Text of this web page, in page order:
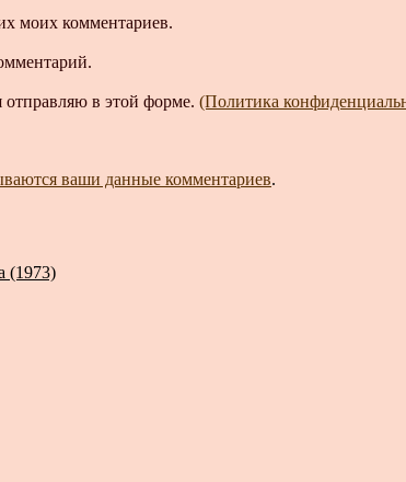
моих комментариев.
в этой форме. (Политика
ваши данные комментариев.
(1973)